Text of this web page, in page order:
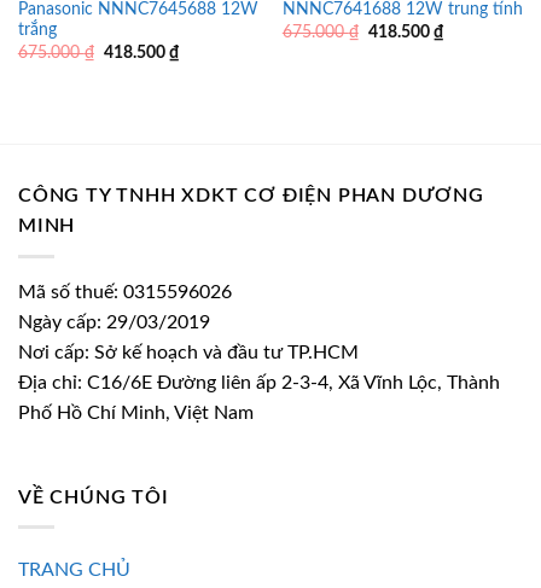
Panasonic NNNC7645688 12W
trắng
675.000₫ Giá
418.500 ₫Giá
hiện
NNNC7641688 12W trung tính
675.000₫ Giá
418.500 ₫Giá
hiện
CÔNG TY TNHH XDKT CƠ ĐIỆN PHAN DƯƠNG
MINH
Mã số thuế: 0315596026
Ngày cấp: 29/03/2019
Nơi cấp: Sở kế hoạch và đầu tư TP.HCM
Địa chỉ: C16/6E Đường liên ấp 2-3-4, Xã Vĩnh Lộc, Thành
Phố Hồ Chí Minh, Việt Nam
VỀ CHÚNG TÔI
TRANG CHỦ